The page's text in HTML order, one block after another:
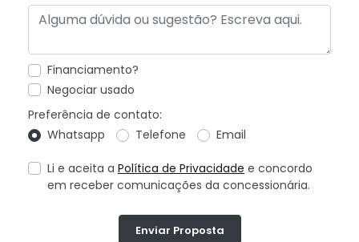
Financiamento?
Negociar usado
Preferência de contato:
Whatsapp
Telefone Email
Li e aceita a Política de Privacidade e concordo
em receber comunicações da concessionária.
Enviar Proposta